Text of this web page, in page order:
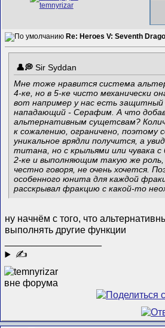
Re: Heroes V: Seventh
Sir Syddan
Мне тоже нравится система
4-ке, но в 5-ке чисто механически
вот например у нас есть
нападающий - Серафим. А что
альтернативным сущетсвам?
к сожалению, ограничено, поэтому
уникальное врядли получится, а
титана, но с крыльями или чувака
2-ке и выполняющим такую же
честно говоря, не очень хочется.
особенного юнита для каждой
расскрывал фракцию с какой-то
ну начнём с того, что
выполнять другие функции
✍